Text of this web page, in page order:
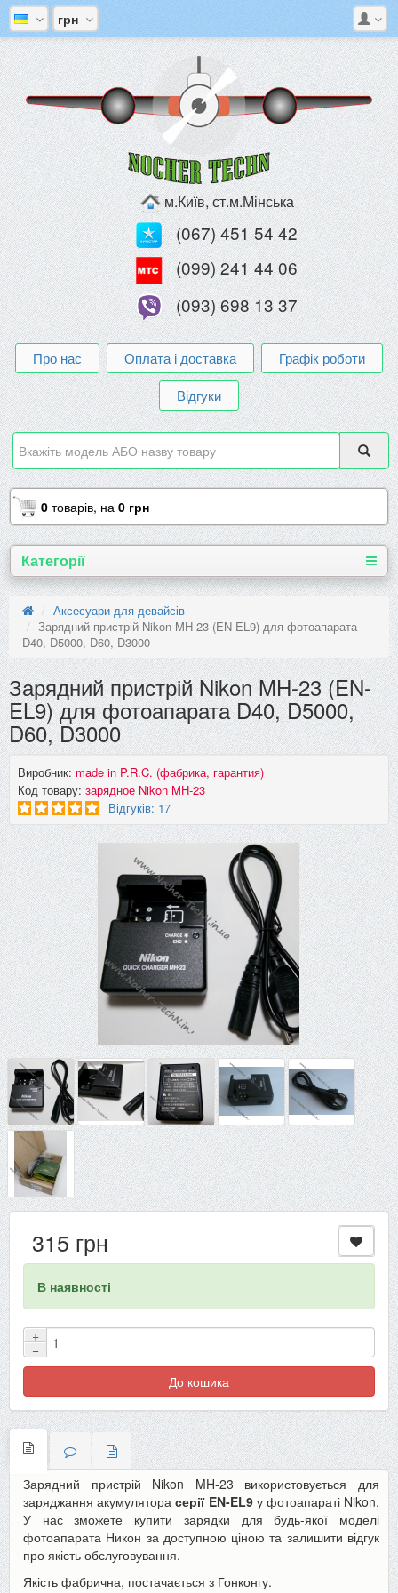
грн
м.Київ, ст.м.Мінська
(067) 451 54 42
(099) 241 44 06
(093) 698 13 37
Про нас Оплата і доставка
Графік роботи
Відгуки
0 товарів, на 0 грн
Категорії
Аксесуари для девайсів
Зарядний пристрій Nikon MH-23 (EN-EL9) для фотоапарата
D40, D5000, D60, D3000
Зарядний пристрій Nikon MH-23 (EN-
EL9) для фотоапарата D40, D5000,
D60, D3000
Виробник: made in P.R.C. (фабрика, гарантия)
Код товару: зарядное Nikon MH-23
Відгуків: 17
315 грн
В наявності
+
−
До кошика
Зарядний пристрій Nikon MH-23 використовується для
заряджання акумуляторасерії EN-EL9у фотоапараті Nikon.
У нас зможете купити зарядки для будь-якої моделі
фотоапарата Никон за доступною ціною та залишити відгук
про якість обслуговування.
Якість фабрична, постачається з Гонконгу.